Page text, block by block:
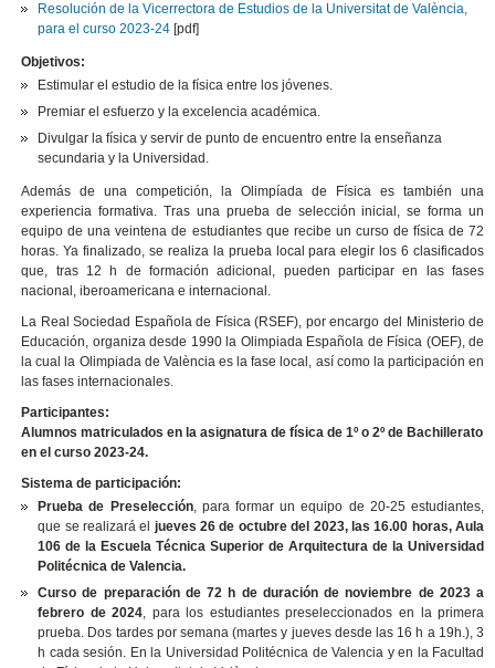
Resolución de la Vicerrectora de Estudios de la Universitat de València,
para el curso 2023-24 [pdf]
​Objetivos:
Estimular el estudio de la física entre los jóvenes.
Premiar el esfuerzo y la excelencia académica.
Divulgar la física y servir de punto de encuentro entre la enseñanza
secundaria y la Universidad.
Además de una competición, la Olimpíada de Física es también una
experiencia formativa. Tras una prueba de selección inicial, se forma un
equipo de una veintena de estudiantes que recibe un curso de física de 72
horas. Ya finalizado, se realiza la prueba local para elegir los 6 clasificados
que, tras 12 h de formación adicional, pueden participar en las fases
nacional, iberoamericana e internacional.
La Real Sociedad Española de Física (RSEF), por encargo del Ministerio de
Educación, organiza desde 1990 la Olimpiada Española de Física (OEF), de
la cual la Olimpiada de València es la fase local, así como la participación en
las fases internacionales.
Participantes:
Alumnos matriculados en la asignatura de física de 1º o 2º de Bachillerato
en el curso 2023-24.
Sistema de participación:
Prueba de Preselección, para formar un equipo de 20-25 estudiantes,
que se realizará el jueves 26 de octubre del 2023, las 16.00 horas, Aula
106 de la Escuela Técnica Superior de Arquitectura de la Universidad
Politécnica de Valencia.
Curso de preparación de 72 h de duración de noviembre de 2023 a
febrero de 2024, para los estudiantes preseleccionados en la primera
prueba. Dos tardes por semana (martes y jueves desde las 16 h a 19h.), 3
h cada sesión. En la Universidad Politécnica de Valencia y en la Facultad